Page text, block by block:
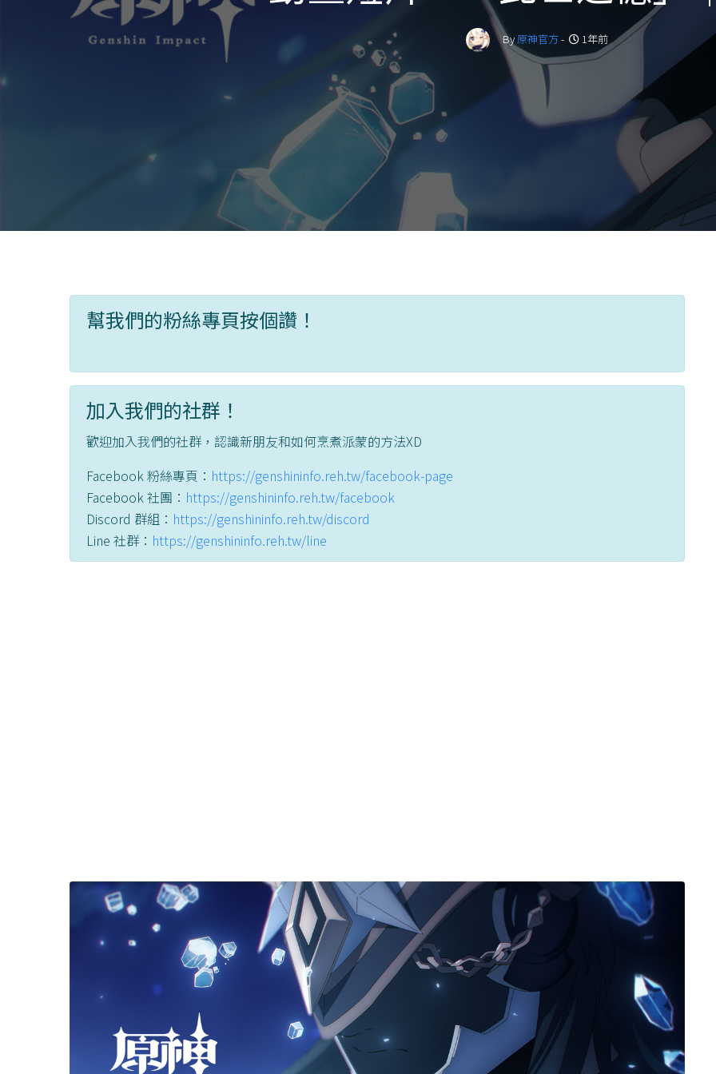
By原神官方- 1年前
幫我們的粉絲專頁按個讚！
加入我們的社群！
歡迎加入我們的社群，認識新朋友和如何烹煮派蒙的方法XD
Facebook 粉絲專頁： https://genshininfo.reh.tw/facebook-page
Facebook 社團： https://genshininfo.reh.tw/facebook
Discord 群組： https://genshininfo.reh.tw/discord
Line 社群： https://genshininfo.reh.tw/line